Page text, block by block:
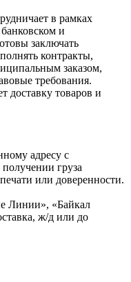
в рамках
и
заключать
контракты,
заказом,
требования.
товаров и
адресу с
груза
или доверенности.
Линии», «Байкал
ж/д или до